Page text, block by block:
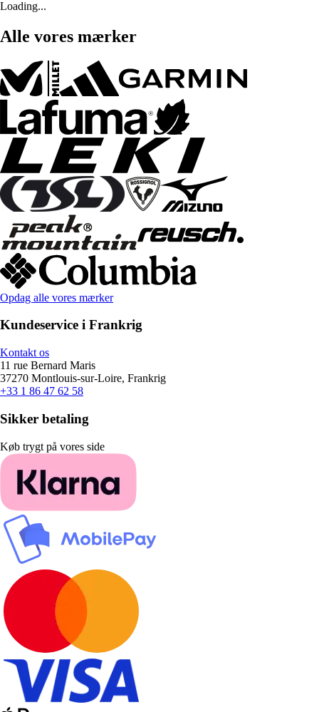
Loading...
Alle vores mærker
Opdag alle vores mærker
Kundeservice i Frankrig
Kontakt os
11 rue Bernard Maris
37270 Montlouis-sur-Loire, Frankrig
+33 1 86 47 62 58
Sikker betaling
Køb trygt på vores side